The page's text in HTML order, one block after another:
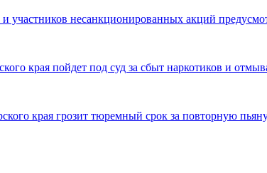
и участников несанкционированных акций
края пойдет под суд за сбыт наркотиков и
края грозит тюремный срок за повторную